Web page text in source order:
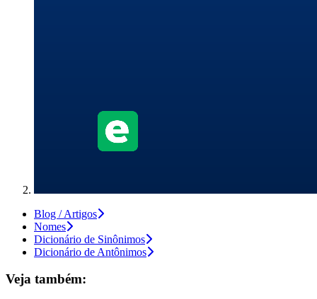
Blog / Artigos
Nomes
Dicionário de Sinônimos
Dicionário de Antônimos
Veja também: